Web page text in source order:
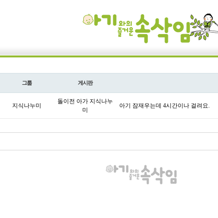
그룹 게시판
지식나누미
돌이전 아가 지식나누
미
아기 잠재우는데 4시간이나 걸려요.